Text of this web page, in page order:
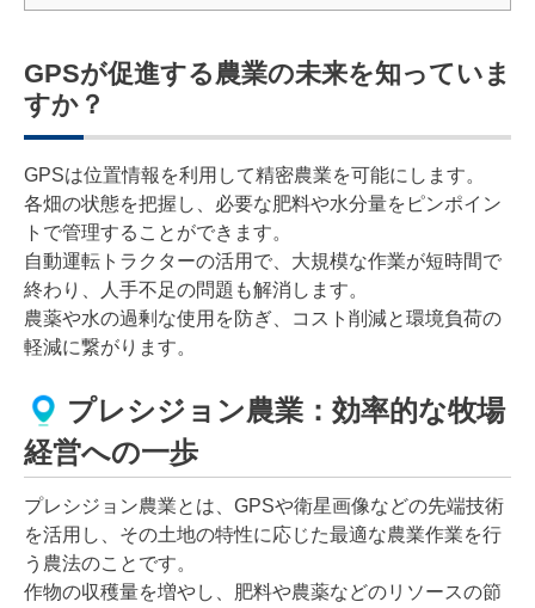
GPSが促進する農業の未来を知っていま
すか？
GPSは位置情報を利用して精密農業を可能にします。
各畑の状態を把握し、必要な肥料や水分量をピンポイン
トで管理することができます。
自動運転トラクターの活用で、大規模な作業が短時間で
終わり、人手不足の問題も解消します。
農薬や水の過剰な使用を防ぎ、コスト削減と環境負荷の
軽減に繋がります。
プレシジョン農業：効率的な牧場
経営への一歩
プレシジョン農業とは、GPSや衛星画像などの先端技術
を活用し、その土地の特性に応じた最適な農業作業を行
う農法のことです。
作物の収穫量を増やし、肥料や農薬などのリソースの節